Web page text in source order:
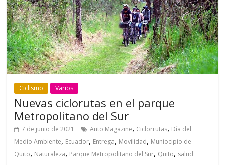
Ciclismo Varios
Nuevas ciclorutas en el parque
Metropolitano del Sur
7 de junio de 2021 Auto Magazine, Ciclorrutas, Día del
Medio Ambiente, Ecuador, Entrega, Movilidad, Muniocipio de
Quito, Naturaleza, Parque Metropolitano del Sur, Quito, salud